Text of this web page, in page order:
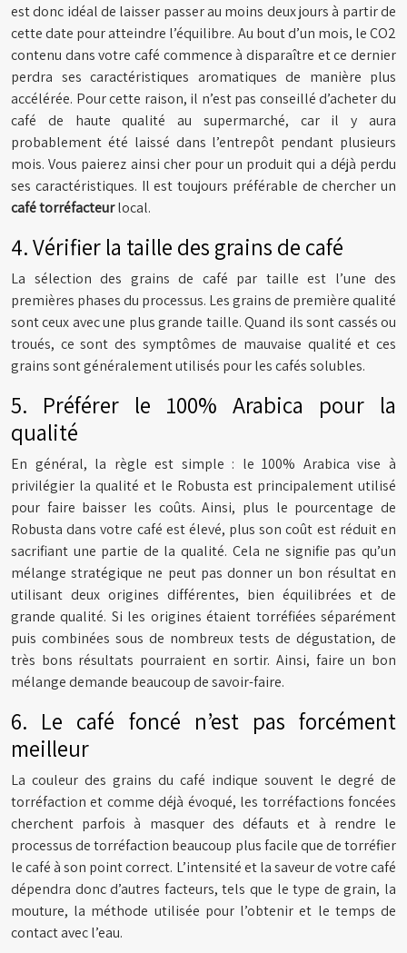
est donc idéal de laisser passer au moins deux jours à partir de
cette date pour atteindre l’équilibre. Au bout d’un mois, le CO2
contenu dans votre café commence à disparaître et ce dernier
perdra ses caractéristiques aromatiques de manière plus
accélérée. Pour cette raison, il n’est pas conseillé d’acheter du
café de haute qualité au supermarché, car il y aura
probablement été laissé dans l’entrepôt pendant plusieurs
mois. Vous paierez ainsi cher pour un produit qui a déjà perdu
ses caractéristiques. Il est toujours préférable de chercher un
café torréfacteurlocal.
4. Vérifier la taille des grains de café
La sélection des grains de café par taille est l’une des
premières phases du processus. Les grains de première qualité
sont ceux avec une plus grande taille. Quand ils sont cassés ou
troués, ce sont des symptômes de mauvaise qualité et ces
grains sont généralement utilisés pour les cafés solubles.
5. Préférer le 100% Arabica pour la
qualité
En général, la règle est simple : le 100% Arabica vise à
privilégier la qualité et le Robusta est principalement utilisé
pour faire baisser les coûts. Ainsi, plus le pourcentage de
Robusta dans votre café est élevé, plus son coût est réduit en
sacrifiant une partie de la qualité. Cela ne signifie pas qu’un
mélange stratégique ne peut pas donner un bon résultat en
utilisant deux origines différentes, bien équilibrées et de
grande qualité. Si les origines étaient torréfiées séparément
puis combinées sous de nombreux tests de dégustation, de
très bons résultats pourraient en sortir. Ainsi, faire un bon
mélange demande beaucoup de savoir-faire.
6. Le café foncé n’est pas forcément
meilleur
La couleur des grains du café indique souvent le degré de
torréfaction et comme déjà évoqué, les torréfactions foncées
cherchent parfois à masquer des défauts et à rendre le
processus de torréfaction beaucoup plus facile que de torréfier
le café à son point correct. L’intensité et la saveur de votre café
dépendra donc d’autres facteurs, tels que le type de grain, la
mouture, la méthode utilisée pour l’obtenir et le temps de
contact avec l’eau.